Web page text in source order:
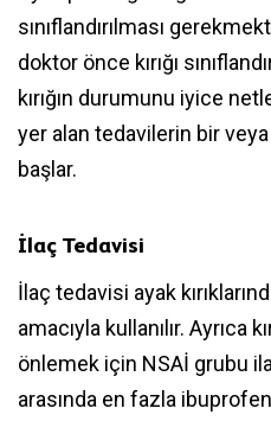
sınıflandırılması
doktor önce kırığı
kırığın durumunu iyice
yer alan tedavilerin bir veya
başlar.
İlaç Tedavisi
İlaç tedavisi ayak
amacıyla kullanılır. Ayrıca
önlemek için NSAİ grubu
arasında en fazla